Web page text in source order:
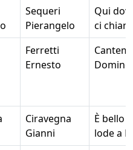
Sequeri
Pierangelo
Qui
ci
Ferretti
Ernesto
Domino
Ciravegna
Gianni
È bello
lode a